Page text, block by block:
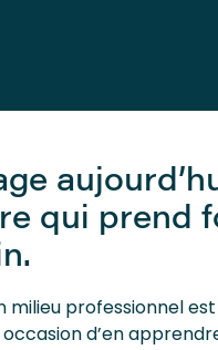
qui prend
milieu professionnel
d’en